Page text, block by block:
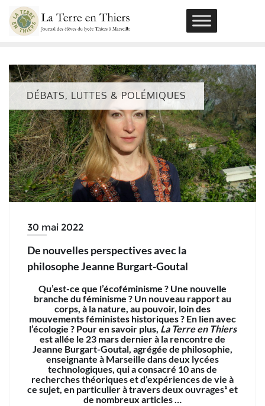
Skip
content
DÉBATS, LUTTES & POLÉMIQUES
30 mai 2022
De nouvelles perspectives avec la
philosophe Jeanne Burgart-Goutal
Qu’est-ce que l’écoféminisme ? Une nouvelle
branche du féminisme ? Un nouveau rapport au
corps, à la nature, au pouvoir, loin des
mouvements féministes historiques ? En lien avec
l’écologie ? Pour en savoir plus, La Terre en Thiers
est allée le 23 mars dernier à la rencontre de
Jeanne Burgart-Goutal, agrégée de philosophie,
enseignante à Marseille dans deux lycées
technologiques, qui a consacré 10 ans de
recherches théoriques et d’expériences de vie à
ce sujet, en particulier à travers deux ouvrages¹ et
de nombreux articles …